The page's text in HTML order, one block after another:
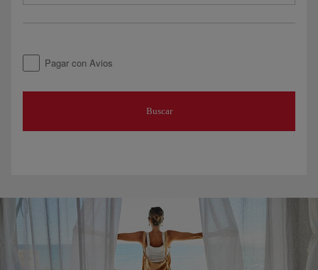
Pagar con Avios
Buscar